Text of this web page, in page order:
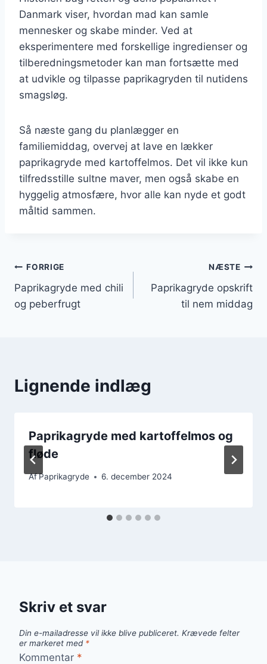
Danmark viser, hvordan mad kan samle
mennesker og skabe minder. Ved at
eksperimentere med forskellige ingredienser og
tilberedningsmetoder kan man fortsætte med
at udvikle og tilpasse paprikagryden til nutidens
smagsløg.
Så næste gang du planlægger en
familiemiddag, overvej at lave en lækker
paprikagryde med kartoffelmos. Det vil ikke kun
tilfredsstille sultne maver, men også skabe en
hyggelig atmosfære, hvor alle kan nyde et godt
måltid sammen.
Indlægsnavigation
FORRIGE
Paprikagryde med chili
og peberfrugt
NÆSTE
Paprikagryde opskrift
til nem middag
Lignende indlæg
Paprikagryde med kartoffelmos og
fløde
AfPaprikagryde 6. december 2024
Skriv et svar
Din e-mailadresse vil ikke blive publiceret. Krævede felter
er markeret med *
Kommentar *